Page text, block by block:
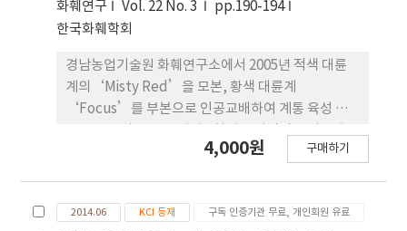
생하는 신초의 직경은 채화모지 직경에 비례하였다
(Table 3). 채화모지 직경이 5mm 이하인 가지는 기
부에서 수확을 한다 하더라도 상품률이 현저하게 떨
어지고, 특히 블라인드지 발생률이 높았는데 이러한
경향은 채화 높이가 높을수록 더 심해졌다. 결론적으
로 절화장미는 기부로부터 3cm 높이 이내의 높이에
서 수확하는 것이 적절하고 이 때 직경이 5mm 이하
적 확보에 이용하는 것이 더 적합할 것으로 판단된다.
화훼연구 Vol. 22 No. 3
pp.190-194
한국화훼학회
경남농업기술원 화훼연구소에서 2005년 적색 대륜
계의‘Misty Red’을 모본, 황색 대륜계
‘Focus’를 부본으로 인공교배하여 계통 육성 후,
2010년 황색 대륜계 거베라 신품종 ‘Dragon
우수한 반겹꽃이며 화폭이 12.1cm 정도인 대륜화이
4,000원 구매하기
2014.06 KCI 등재 구독 인증기관 무료, 개인회원 유료